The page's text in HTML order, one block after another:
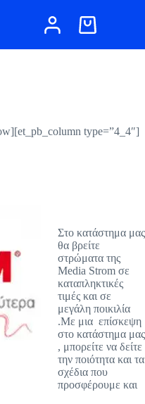
Καλάθι
type=”4_4″]
Στο κατάστημα μας
θα βρείτε
στρώματα της
Media Strom σε
καταπληκτικές
τιμές και σε
μεγάλη ποικιλία
.Με μια επίσκεψη
στο κατάστημα μας
, μπορείτε να δείτε
την ποιότητα και τα
σχέδια που
προσφέρουμε και